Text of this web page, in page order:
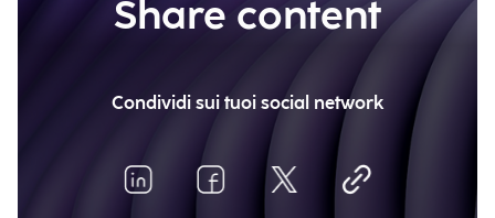
Share content
Condividi sui tuoi social network